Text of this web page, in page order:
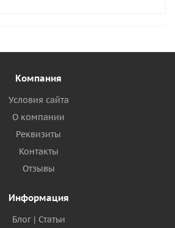
Компания
Условия сайта
О компании
Реквизиты
Контакты
Отзывы
Информация
Блог | Статьи